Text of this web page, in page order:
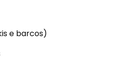
e barcos)